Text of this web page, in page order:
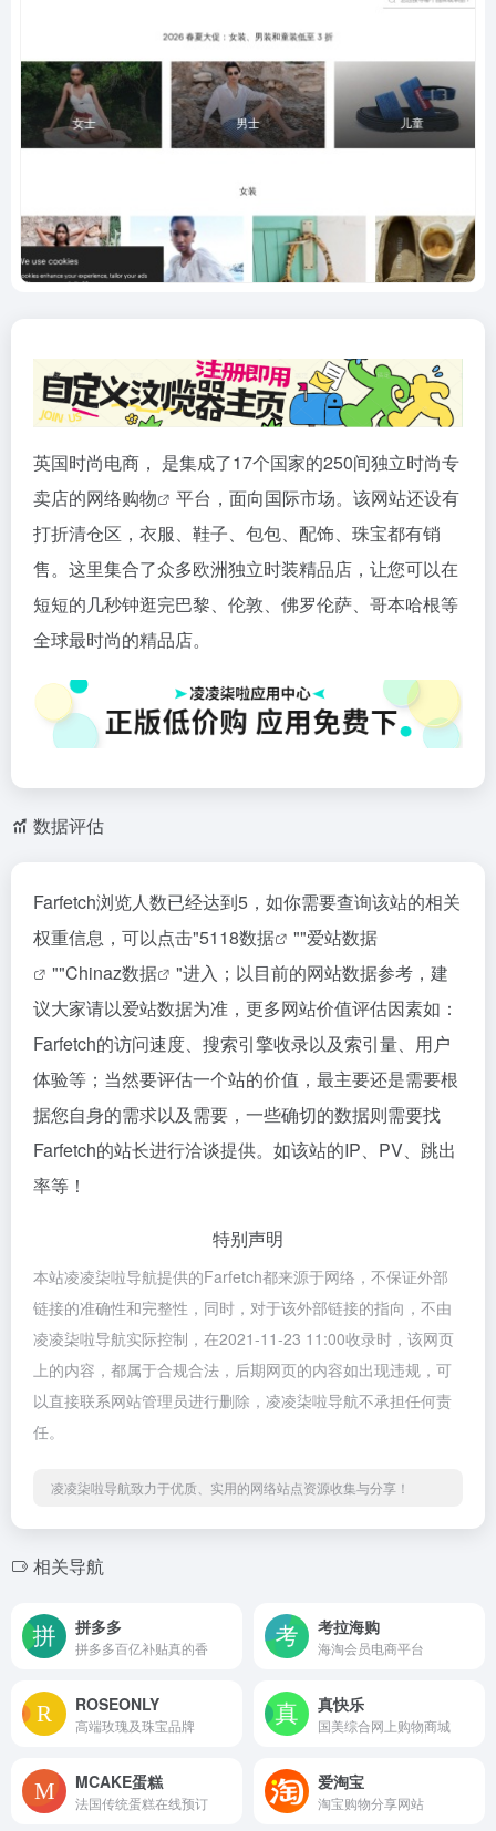
英国时尚电商， 是集成了17个国家的250间独立时尚专
卖店的网络购物
平台，面向国际市场。该网站还设有
打折清仓区，衣服、鞋子、包包、配饰、珠宝都有销
售。这里集合了众多欧洲独立时装精品店，让您可以在
短短的几秒钟逛完巴黎、伦敦、佛罗伦萨、哥本哈根等
全球最时尚的精品店。
数据评估
Farfetch浏览人数已经达到5，如你需要查询该站的相关
权重信息，可以点击"5118数据 ""爱站数据
""Chinaz数据
"进入；以目前的网站数据参考，建
议大家请以爱站数据为准，更多网站价值评估因素如：
Farfetch的访问速度、搜索引擎收录以及索引量、用户
体验等；当然要评估一个站的价值，最主要还是需要根
据您自身的需求以及需要，一些确切的数据则需要找
Farfetch的站长进行洽谈提供。如该站的IP、PV、跳出
率等！
特别声明
本站凌凌柒啦导航提供的Farfetch都来源于网络，不保证外部
链接的准确性和完整性，同时，对于该外部链接的指向，不由
凌凌柒啦导航实际控制，在2021-11-23 11:00收录时，该网页
上的内容，都属于合规合法，后期网页的内容如出现违规，可
以直接联系网站管理员进行删除，凌凌柒啦导航不承担任何责
任。
凌凌柒啦导航致力于优质、实用的网络站点资源收集与分享！
相关导航
拼多多
拼多多百亿补贴真的香
考拉海购
海淘会员电商平台
ROSEONLY
高端玫瑰及珠宝品牌
真快乐
国美综合网上购物商城
MCAKE蛋糕
法国传统蛋糕在线预订
爱淘宝
淘宝购物分享网站